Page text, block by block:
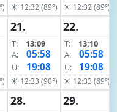
☀ 12:32 (89°) ☀ 12:32 (89°)
21.
T:
13:09
A:
05:58
U: 19:08
☀ 12:33 (90°)
22.
T:
13:10
A:
05:58
U: 19:08
☀ 12:33 (89°)
28. 29.